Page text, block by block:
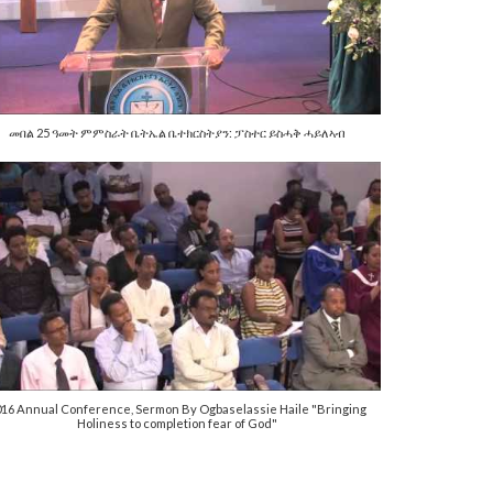
መበል 25 ዓመት ምምስራት ቤትኤል ቤተክርስትያን: ፓስተር ይስሓቅ ሓይለኣብ
Annual Conference, Sermon By Ogbaselassie Haile "Bringing
Holiness to completion fear of God"